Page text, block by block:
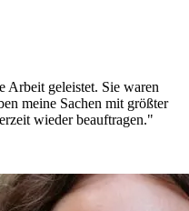
Arbeit geleistet. Sie waren
meine Sachen mit größter
wieder beauftragen."